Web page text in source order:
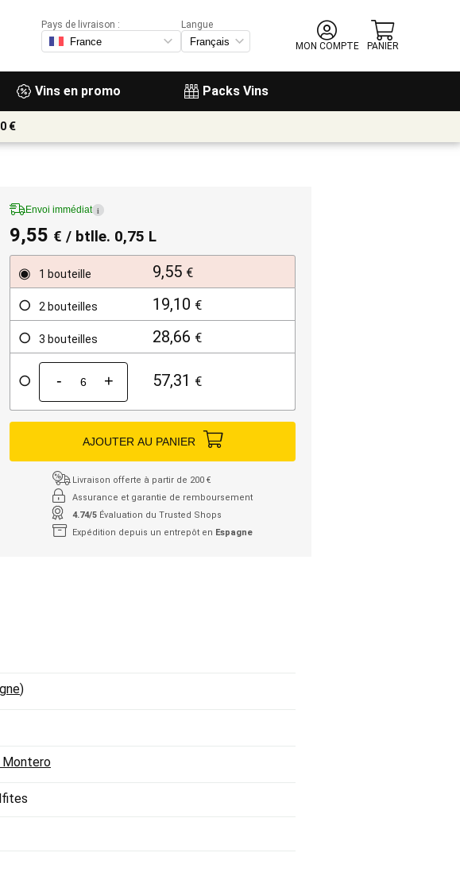
Vins en promo Packs Vins
Pays de livraison :
Langue
MON COMPTE
PANIER
€
Envoi immédiat i
9,55 € / btlle. 0,75 L
1 bouteille 9,55 €
2 bouteilles 19,10 €
3 bouteilles 28,66 €
- + 57,31 €
AJOUTER AU PANIER
Livraison offerte à partir de 200 €
Assurance et garantie de remboursement
4.74/5 Évaluation du Trusted Shops
Expédition depuis un entrepôt en Espagne
)
Montero